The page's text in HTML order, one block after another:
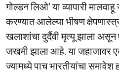
गोल्डन लिओ’ या व्यापारी
करण्यात आलेल्या भीषण
खलाशांचा दुर्दैवी मृत्यू झाला
जखमी झाला आहे. या जहाजावर
ज्यामध्ये पाच भारतीयांचा समावेश